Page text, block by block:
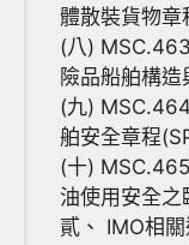
體散裝貨物
(八)
險品船舶構
(九)
舶安全章程
(十)
油使用安全
貳、 IMO相